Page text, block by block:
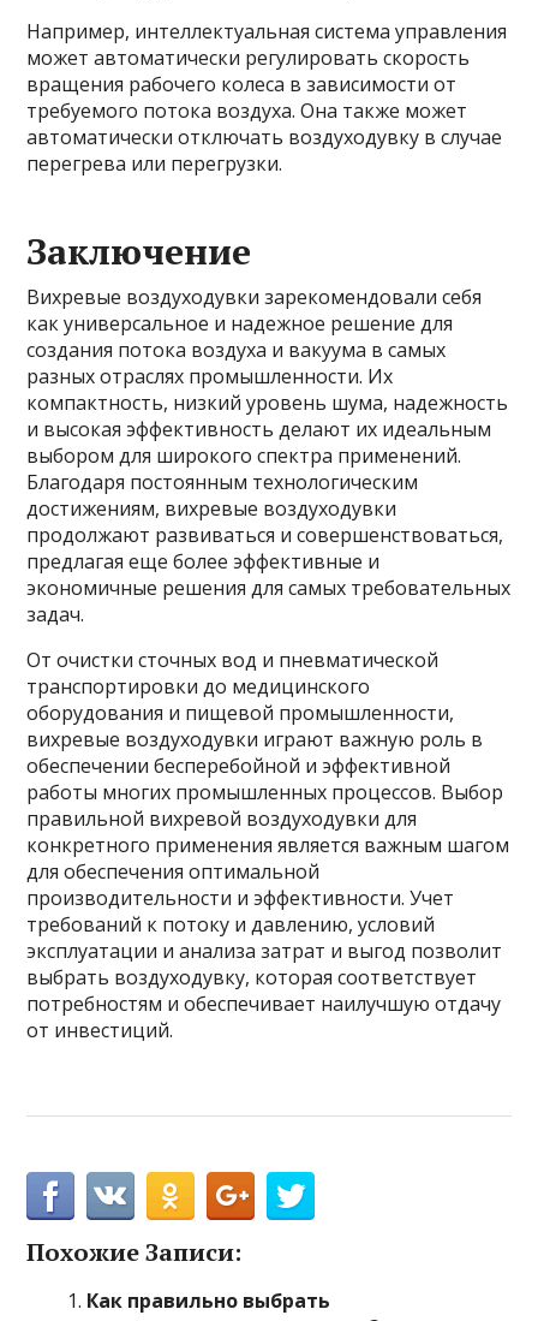
Например, интеллектуальная система управления
может автоматически регулировать скорость
вращения рабочего колеса в зависимости от
требуемого потока воздуха. Она также может
автоматически отключать воздуходувку в случае
перегрева или перегрузки.
Заключение
Вихревые воздуходувки зарекомендовали себя
как универсальное и надежное решение для
создания потока воздуха и вакуума в самых
разных отраслях промышленности. Их
компактность, низкий уровень шума, надежность
и высокая эффективность делают их идеальным
выбором для широкого спектра применений.
Благодаря постоянным технологическим
достижениям, вихревые воздуходувки
продолжают развиваться и совершенствоваться,
предлагая еще более эффективные и
экономичные решения для самых требовательных
задач.
От очистки сточных вод и пневматической
транспортировки до медицинского
оборудования и пищевой промышленности,
вихревые воздуходувки играют важную роль в
обеспечении бесперебойной и эффективной
работы многих промышленных процессов. Выбор
правильной вихревой воздуходувки для
конкретного применения является важным шагом
для обеспечения оптимальной
производительности и эффективности. Учет
требований к потоку и давлению, условий
эксплуатации и анализа затрат и выгод позволит
выбрать воздуходувку, которая соответствует
потребностям и обеспечивает наилучшую отдачу
от инвестиций.
Похожие Записи:
Как правильно выбрать